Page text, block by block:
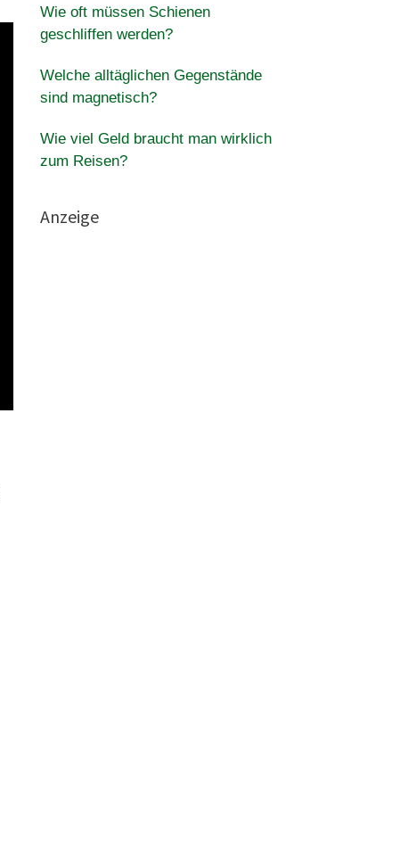
Wie oft müssen Schienen
geschliffen werden?
Welche alltäglichen Gegenstände
sind magnetisch?
Wie viel Geld braucht man wirklich
zum Reisen?
Anzeige